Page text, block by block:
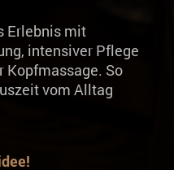
Erlebnis mit
intensiver Pflege
Kopfmassage. So
vom Alltag